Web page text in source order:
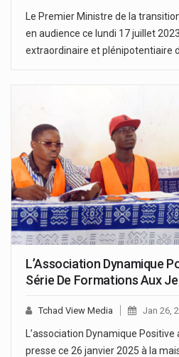
Le Premier Ministre de la
en audience ce lundi 17 juillet
extraordinaire et plénipotentiaire
L’Association Dynamique
Série De Formations Aux
Tchad View Media Jan 26,
L’association Dynamique
presse ce 26 janvier 2025 à la